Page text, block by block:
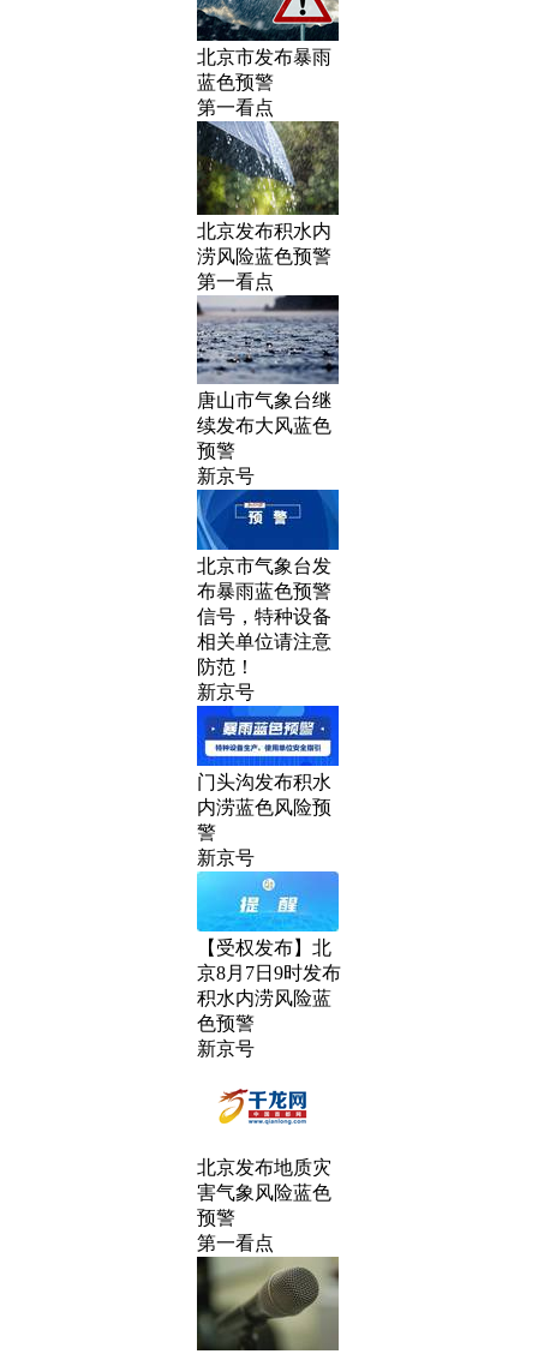
北京市发布暴雨
蓝色预警
第一看点
北京发布积水内
涝风险蓝色预警
第一看点
唐山市气象台继
续发布大风蓝色
预警
新京号
北京市气象台发
布暴雨蓝色预警
信号，特种设备
相关单位请注意
防范！
新京号
门头沟发布积水
内涝蓝色风险预
警
新京号
【受权发布】北
京8月7日9时发布
积水内涝风险蓝
色预警
新京号
北京发布地质灾
害气象风险蓝色
预警
第一看点